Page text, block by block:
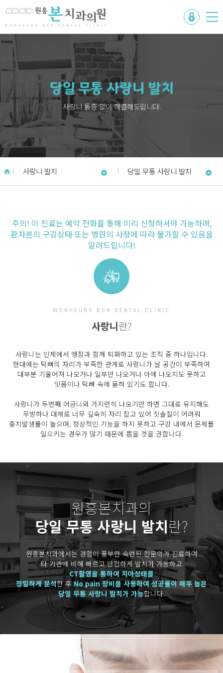
당일 무통 사랑니 발치
사랑니 통증 없이 해결해드립니다.
사랑니 발치 당일 무통 사랑니 발치
주의! 이 진료는 예약 전화를 통해 미리 신청하셔야 가능하며,
환자분의 구강상태 또는 병원의 사정에 따라 불가할 수 있음을
알려드립니다!
WONHEUNG BON DENTAL CLINIC
사랑니란?
사랑니는 인체에서 맹장과 함께 퇴화하고 있는 조직 중 하나입니다.
현대에는 턱뼈의 자리가 부족한 관계로 사랑니가 날 공간이 부족하여
대부분 기울어져 나오거나 일부만 나오거나 아예 나오지도 못하고
잇몸이나 턱뼈 속에 묻혀 있기도 합니다.
사랑니가 두번째 어금니와 가지런히 나오기만 하면 그대로 유지해도
무방하나 대체로 너무 깊숙히 자리 잡고 있어 칫솔질이 어려워
충치발생률이 높으며, 정상적인 기능을 하지 못하고 구강 내에서 문제를
일으키는 경우가 많기 때문에 뽑을 것을 권합니다.
원흥본치과의
당일 무통 사랑니 발치란?
원흥본치과에서는 경험이 풍부한 숙련된 전문의가 진료하여
타 기관에 비해 빠르고 안전하게 발치가 가능하고
CT촬영을 통하여 치아상태를
정밀하게 분석한 후 No pain 장비를 사용하여 성공률이 매우 높은
당일 무통 사랑니 발치가 가능합니다.